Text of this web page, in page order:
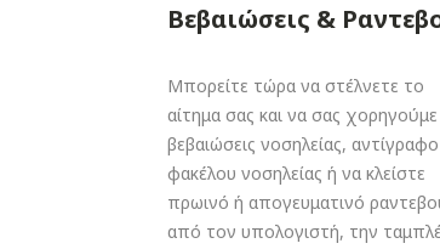
Βεβαιώσεις &
Μπορείτε τώρα να στέλνετε το
αίτημα σας και να σας χορηγούμε
βεβαιώσεις νοσηλείας, αντίγραφο
φακέλου νοσηλείας ή να κλείστε
πρωινό ή απογευματινό
από τον υπολογιστή, την